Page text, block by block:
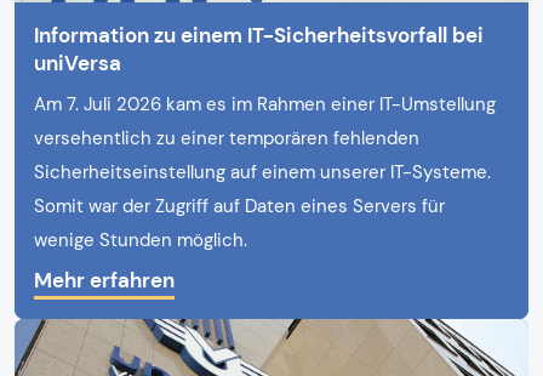
Information zu einem IT-Sicherheitsvorfall bei
uniVersa
Am 7. Juli 2026 kam es im Rahmen einer IT-Umstellung
versehentlich zu einer temporären fehlenden
Sicherheitseinstellung auf einem unserer IT-Systeme.
Somit war der Zugriff auf Daten eines Servers für
wenige Stunden möglich.
Mehr erfahren